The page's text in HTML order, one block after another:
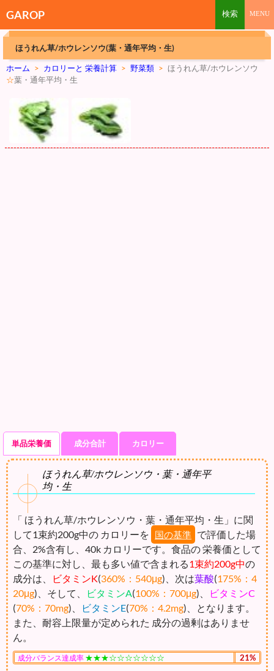
GAROP
ほうれん草/ホウレンソウ(葉・通年平均・生)
ホーム > カロリーと 栄養計算 > 野菜類 > ほうれん草/ホウレンソウ
☆葉・通年平均・生
単品栄養価 成分合計 カロリー
ほうれん草/ホウレンソウ・葉・通年平
均・生
「 ほうれん草/ホウレンソウ・葉・通年平均・生」に関
して1束約200g中の カロリーを
国の基準 で評価した場
合、2%含有し、40k カロリーです。食品の 栄養価として
この基準に対し、最も多い値で含まれる1束約200g中の
成分は、
ビタミンK(360%：540μg)、次は葉酸(175%：4
20μg)、そして、 ビタミンA(100%：700μg)、
ビタミンC
(70%：70mg)、 ビタミンE(70%：4.2mg)、となります。
また、耐容上限量が定められた 成分の過剰はありませ
ん。
成分バランス達成率 ★★★☆☆☆☆☆☆☆ 21%